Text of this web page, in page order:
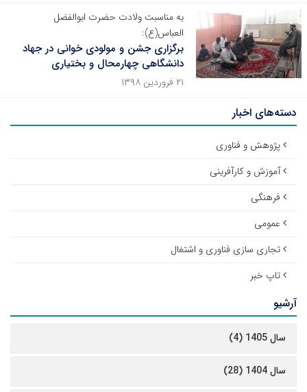
به مناسبت ولادت حضرت ابوالفضل
العباس(ع):
برگزاری جشن و مولودی خوانی در جهاد
دانشگاهی چهارمحال و بختیاری
۲۱ فروردین ۱۳۹۸
دسته‌های اخبار
پژوهش و فناوری
آموزش و کارآفرینی
فرهنگی
عمومی
تجاری سازی فناوری و اشتغال
تاپ خبر
آرشیو
سال 1405 (4)
سال 1404 (28)